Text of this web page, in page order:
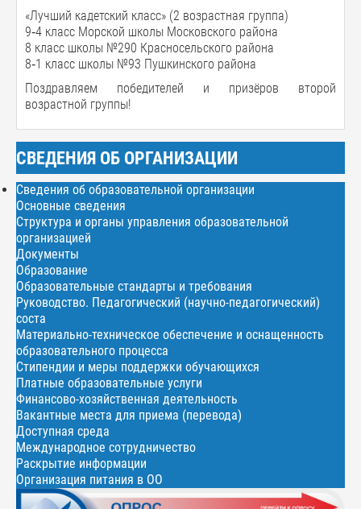
«Лучший кадетский класс» (2 возрастная группа)
9‑4 класс Морской школы Московского района
8 класс школы №290 Красносельского района
8‑1 класс школы №93 Пушкинского района
Поздравляем победителей и призёров второй
возрастной группы!
СВЕДЕНИЯ ОБ ОРГАНИЗАЦИИ
Сведения об образовательной организации
Основные сведения
Структура и органы управления образовательной
организацией
Документы
Образование
Образовательные стандарты и требования
Руководство. Педагогический (научно-педагогический)
соста
Материально-техническое обеспечение и оснащенность
образовательного процесса
Стипендии и меры поддержки обучающихся
Платные образовательные услуги
Финансово-хозяйственная деятельность
Вакантные места для приема (перевода)
Доступная среда
Международное сотрудничество
Раскрытие информации
Организация питания в ОО